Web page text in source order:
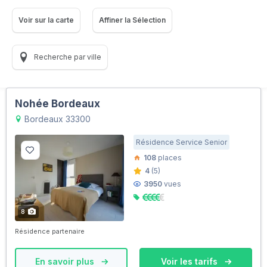
Voir sur la carte Affiner la Sélection
Recherche par ville
Nohée Bordeaux
Bordeaux 33300
8
Résidence Service Senior
108 places
4 (5)
3950 vues
Résidence partenaire
En savoir plus Voir les tarifs